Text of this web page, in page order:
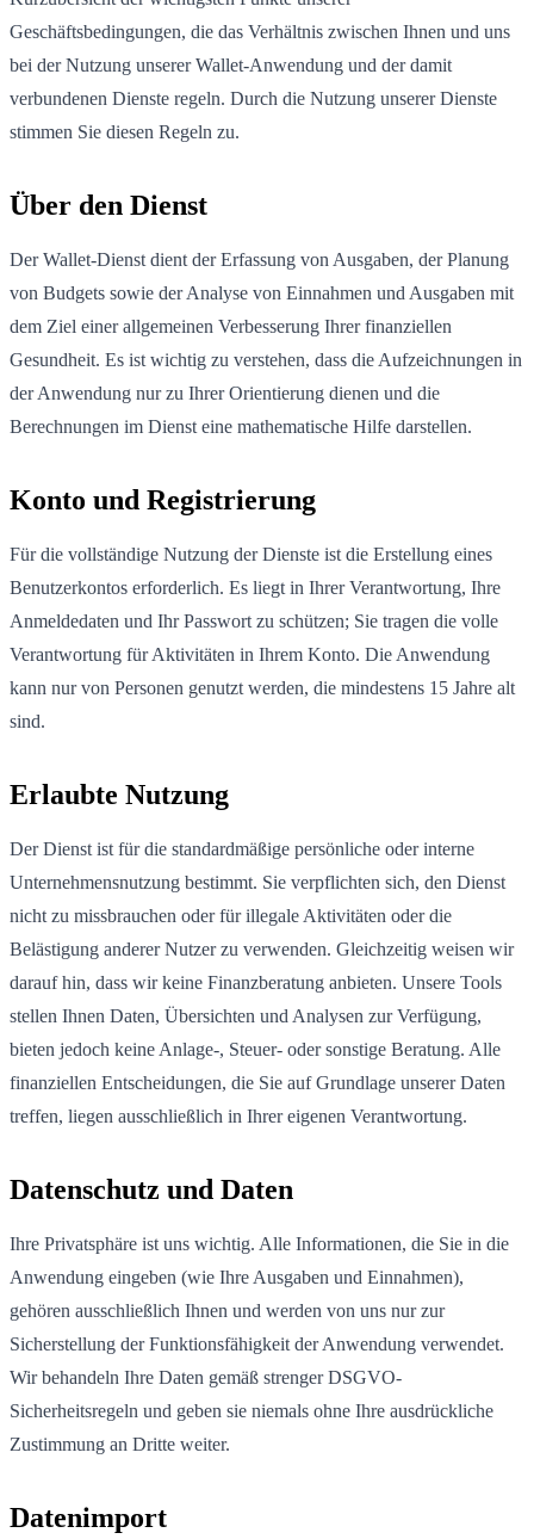
Geschäftsbedingungen, die das Verhältnis zwischen Ihnen und uns
bei der Nutzung unserer Wallet-Anwendung und der damit
verbundenen Dienste regeln. Durch die Nutzung unserer Dienste
stimmen Sie diesen Regeln zu.
Über den Dienst
Der Wallet-Dienst dient der Erfassung von Ausgaben, der Planung
von Budgets sowie der Analyse von Einnahmen und Ausgaben mit
dem Ziel einer allgemeinen Verbesserung Ihrer finanziellen
Gesundheit. Es ist wichtig zu verstehen, dass die Aufzeichnungen in
der Anwendung nur zu Ihrer Orientierung dienen und die
Berechnungen im Dienst eine mathematische Hilfe darstellen.
Konto und Registrierung
Für die vollständige Nutzung der Dienste ist die Erstellung eines
Benutzerkontos erforderlich. Es liegt in Ihrer Verantwortung, Ihre
Anmeldedaten und Ihr Passwort zu schützen; Sie tragen die volle
Verantwortung für Aktivitäten in Ihrem Konto. Die Anwendung
kann nur von Personen genutzt werden, die mindestens 15 Jahre alt
sind.
Erlaubte Nutzung
Der Dienst ist für die standardmäßige persönliche oder interne
Unternehmensnutzung bestimmt. Sie verpflichten sich, den Dienst
nicht zu missbrauchen oder für illegale Aktivitäten oder die
Belästigung anderer Nutzer zu verwenden. Gleichzeitig weisen wir
darauf hin, dass wir keine Finanzberatung anbieten. Unsere Tools
stellen Ihnen Daten, Übersichten und Analysen zur Verfügung,
bieten jedoch keine Anlage-, Steuer- oder sonstige Beratung. Alle
finanziellen Entscheidungen, die Sie auf Grundlage unserer Daten
treffen, liegen ausschließlich in Ihrer eigenen Verantwortung.
Datenschutz und Daten
Ihre Privatsphäre ist uns wichtig. Alle Informationen, die Sie in die
Anwendung eingeben (wie Ihre Ausgaben und Einnahmen),
gehören ausschließlich Ihnen und werden von uns nur zur
Sicherstellung der Funktionsfähigkeit der Anwendung verwendet.
Wir behandeln Ihre Daten gemäß strenger DSGVO-
Sicherheitsregeln und geben sie niemals ohne Ihre ausdrückliche
Zustimmung an Dritte weiter.
Datenimport